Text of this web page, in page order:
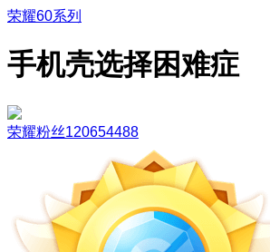
荣耀60系列
手机壳选择困难症
荣耀粉丝120654488